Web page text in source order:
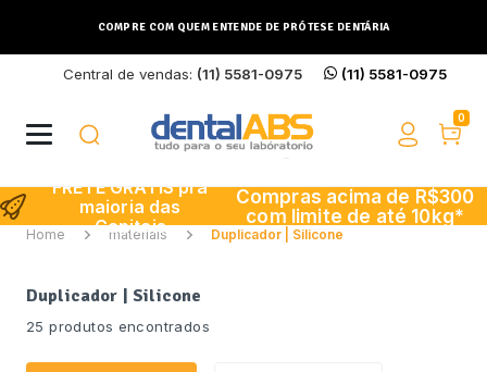
COMPRE COM QUEM ENTENDE DE PRÓTESE DENTÁRIA
Central de vendas: (11) 5581-0975 (11) 5581-0975
Buscar
0
FRETE GRÁTIS pra
maioria das
Capitais
Compras acima de R$300
com limite de até 10kg*
Home materiais Duplicador | Silicone
Duplicador | Silicone
25 produtos encontrados